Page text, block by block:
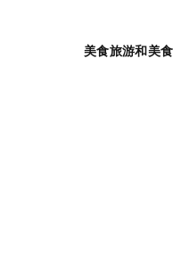
美食旅游和美食